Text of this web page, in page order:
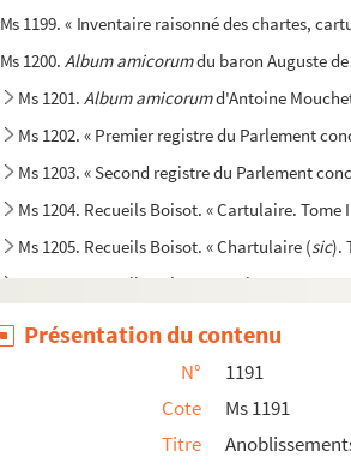
Ms 1199. « Inventaire raisonné des chartes,
Ms 1200.Album amicorumdu baron Auguste
Ms 1201.Album amicorumd'Antoine
Ms 1202. « Premier registre du Parlement
Ms 1203. « Second registre du Parlement
Ms 1204. Recueils Boisot. « Cartulaire. Tome
Ms 1205. Recueils Boisot. « Chartulaire (sic).
Ms 1206. Recueils Boisot. « Papiers
Ms 1207. Recueil Boisot. « Papiers
Ms 1210. Recueil Boisot. Pièces diverses « C.
Présentation du contenu
N°
1191
Cote
Ms 1191
Titre